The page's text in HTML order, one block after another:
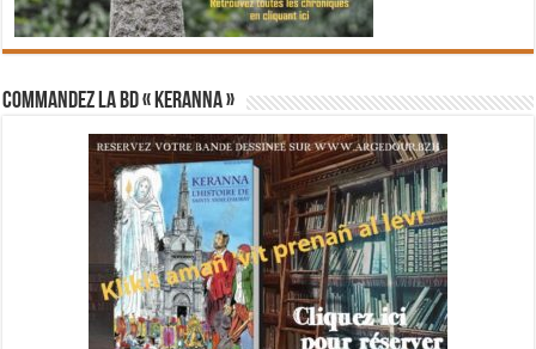
Commandez la BD « Keranna »